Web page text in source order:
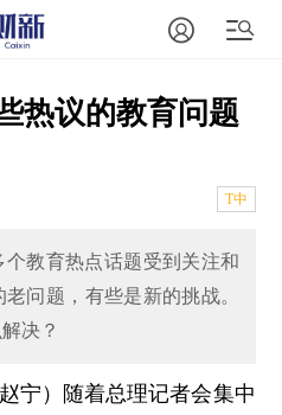
热议的教育问题
T中
个教育热点话题受到关注和
问题，有些是新的挑战。
决？
宁） 随着总理记者会集中